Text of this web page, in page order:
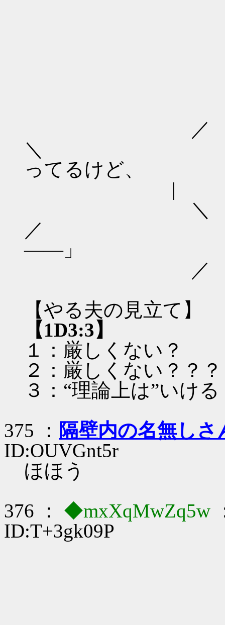
／ （●
＼ 「数
ってるけど、
| （__
＼
／ 実
――」
／
【やる夫の見立て】
【1D3:3】
１：厳しくない？
２：厳しくない？？？
３：“理論上は”いける
375 ： 隔壁内の名無しさ
ID:OUVGnt5r
ほほう
376 ：
◆mxXqMwZq5w
ID:T+3gk09P